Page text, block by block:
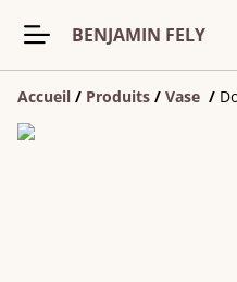
BENJAMIN FELY
Accueil / Produits / Vase /